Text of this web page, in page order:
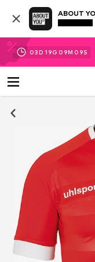
ABOUT
03D 19G 09M 09S